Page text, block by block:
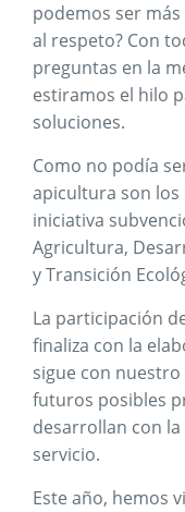
podemos ser
al respeto? Con
preguntas en la
estiramos el hilo
soluciones.
Como no podía
apicultura son
iniciativa
Agricultura,
y Transición
La participación
finaliza con la
sigue con
futuros posibles
desarrollan con
servicio.
Este año, hemos